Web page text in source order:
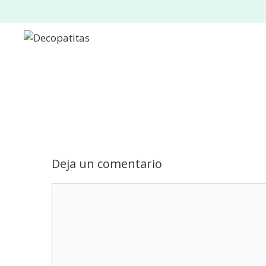
al
contenido
Deja un comentario